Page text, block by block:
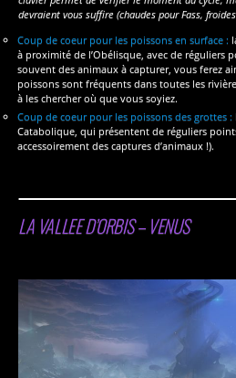
devraient vous suffire (chaudes pour Fass,
Coup de coeur pour les poissons en surface :
à proximité de l’Obélisque, avec de réguliers
souvent des animaux à capturer, vous ferez
poissons sont fréquents dans toutes les
à les chercher où que vous soyiez.
Coup de coeur pour les poissons des grottes :
Catabolique, qui présentent de réguliers
accessoirement des captures d’animaux !).
LA VALLEE D’ORBIS – VENUS